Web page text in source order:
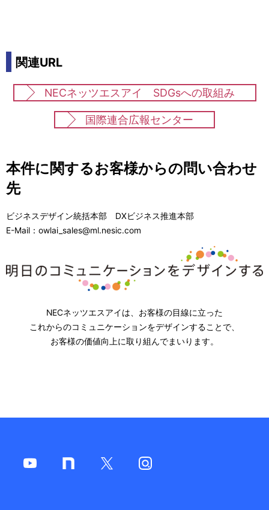
関連URL
NECネッツエスアイ SDGsへの取組み
国際連合広報センター
本件に関するお客様からの問い合わせ
先
ビジネスデザイン統括本部 DXビジネス推進本部
E-Mail：owlai_sales@ml.nesic.com
NECネッツエスアイは、お客様の目線に立った
これからのコミュニケーションをデザインすることで、
お客様の価値向上に取り組んでまいります。